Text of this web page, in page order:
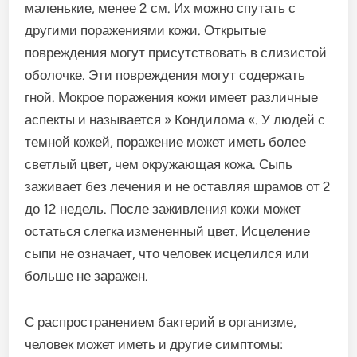
маленькие, менее 2 см. Их можно спутать с
другими поражениями кожи. Открытые
повреждения могут присутствовать в слизистой
оболочке. Эти повреждения могут содержать
гной. Мокрое поражения кожи имеет различные
аспекты и называется » Кондилома «. У людей с
темной кожей, поражение может иметь более
светлый цвет, чем окружающая кожа. Сыпь
заживает без лечения и не оставляя шрамов от 2
до 12 недель. После заживления кожи может
остаться слегка измененный цвет. Исцеление
сыпи не означает, что человек исцелился или
больше не заражен.
С распространением бактерий в организме,
человек может иметь и другие симптомы: